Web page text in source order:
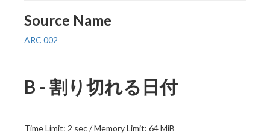
Source Name
ARC 002
B - 割り切れる日付
Time Limit: 2 sec / Memory Limit: 64 MiB